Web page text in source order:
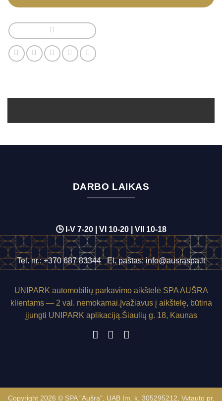
DARBO LAIKAS
🕒 I-V 7-20 | VI 10-20 | VII 10-18
Tel. nr.:+370 687 83344 El. paštas:info@ausraspa.lt
UNIPARK automobilių parkavimo aikštelė SPA AUŠRA
klientams — 2 val. nemokamai. Įvažiavus į aikštelę, būtina
įjungti UNIPARK aplikaciją.Šiaulių g. 18, Kaunas
Copyright 2026 © SPA "Aušra", UAB Įm. k. 305295212, Vytauto pr.